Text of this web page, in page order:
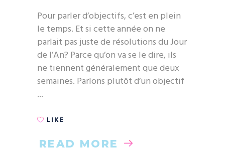
Pour parler d’objectifs, c’est en plein
le temps. Et si cette année on ne
parlait pas juste de résolutions du Jour
de l’An? Parce qu’on va se le dire, ils
ne tiennent généralement que deux
semaines. Parlons plutôt d’un objectif
LIKE
READ MORE